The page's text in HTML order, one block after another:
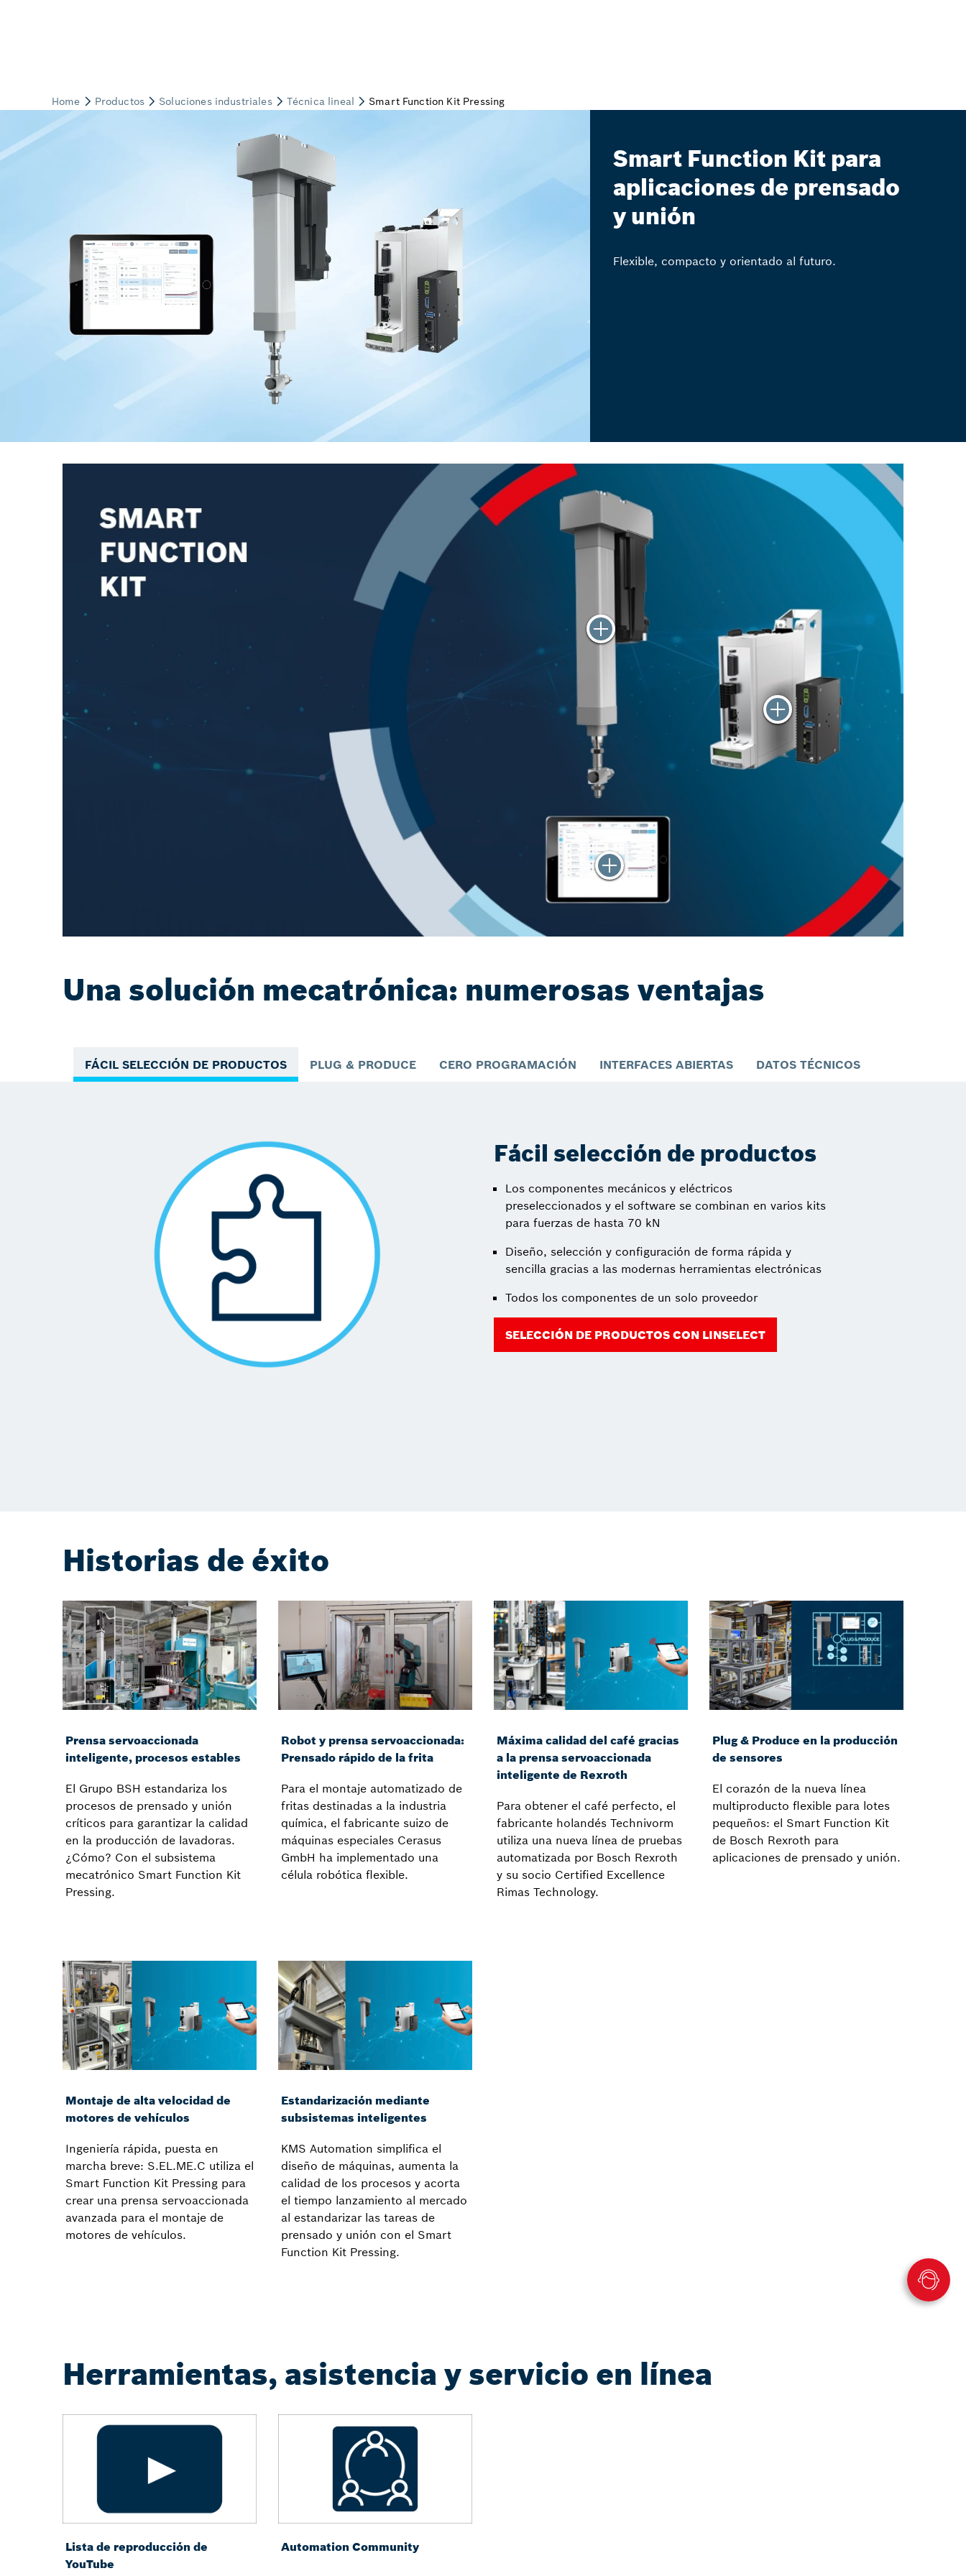
Smart Function Kit para
aplicaciones de prensado
y unión
Flexible, compacto y orientado al futuro.
Una solución mecatrónica: numerosas ventajas
FÁCIL SELECCIÓN DE PRODUCTOS PLUG & PRODUCE CERO PROGRAMACIÓN INTERFACES ABIERTAS DATOS TÉCNICOS
Fácil selección de productos
Los componentes mecánicos y eléctricos
preseleccionados y el software se combinan en varios kits
para fuerzas de hasta 70 kN
Diseño, selección y configuración de forma rápida y
sencilla gracias a las modernas herramientas electrónicas
Todos los componentes de un solo proveedor
SELECCIÓN DE PRODUCTOS CON LINSELECT
Historias de éxito
Prensa servoaccionada
inteligente, procesos estables
El Grupo BSH estandariza los
procesos de prensado y unión
críticos para garantizar la calidad
en la producción de lavadoras.
¿Cómo? Con el subsistema
mecatrónico Smart Function Kit
Pressing.
Robot y prensa servoaccionada:
Prensado rápido de la frita
Para el montaje automatizado de
fritas destinadas a la industria
química, el fabricante suizo de
máquinas especiales Cerasus
GmbH ha implementado una
célula robótica flexible.
Máxima calidad del café gracias
a la prensa servoaccionada
inteligente de Rexroth
Para obtener el café perfecto, el
fabricante holandés Technivorm
utiliza una nueva línea de pruebas
automatizada por Bosch Rexroth
y su socio Certified Excellence
Rimas Technology.
Plug & Produce en la producción
de sensores
El corazón de la nueva línea
multiproducto ﬂexible para lotes
pequeños: el Smart Function Kit
de Bosch Rexroth para
aplicaciones de prensado y unión.
Montaje de alta velocidad de
motores de vehículos
Ingeniería rápida, puesta en
marcha breve: S.EL.ME.C utiliza el
Smart Function Kit Pressing para
crear una prensa servoaccionada
avanzada para el montaje de
motores de vehículos.
Estandarización mediante
subsistemas inteligentes
KMS Automation simplifica el
diseño de máquinas, aumenta la
calidad de los procesos y acorta
el tiempo lanzamiento al mercado
al estandarizar las tareas de
prensado y unión con el Smart
Function Kit Pressing.
Herramientas, asistencia y servicio en línea
Lista de reproducción de
YouTube
Automation Community